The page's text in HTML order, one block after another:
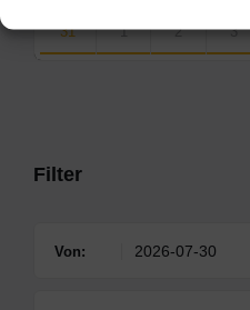
31 1 2 3
Filter
Von: